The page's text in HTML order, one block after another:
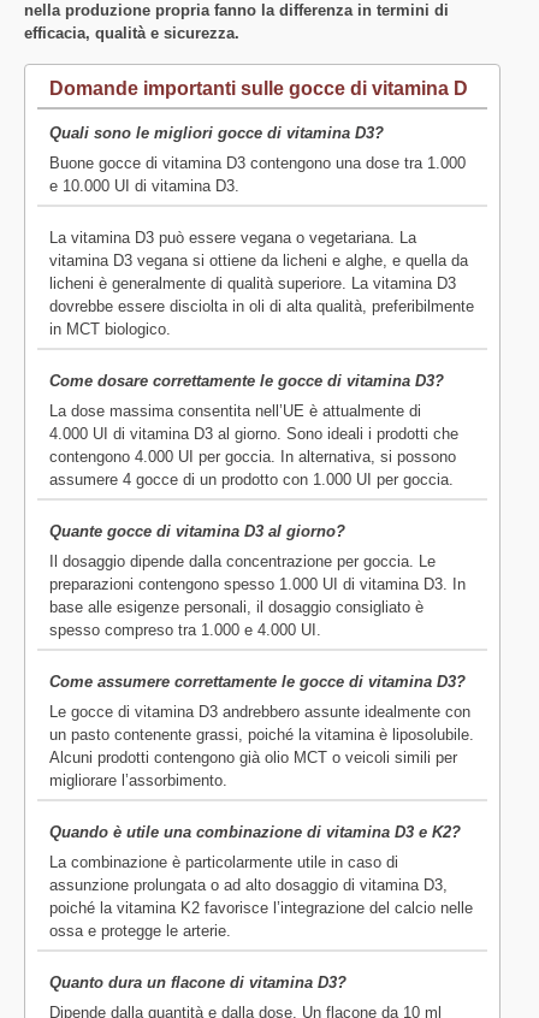
nella produzione propria fanno la differenza in termini di
efficacia, qualità e sicurezza.
Domande importanti sulle gocce di vitamina D
Quali sono le migliori gocce di vitamina D3?
Buone gocce di vitamina D3 contengono una dose tra 1.000
e 10.000 UI di vitamina D3.
La vitamina D3 può essere vegana o vegetariana. La
vitamina D3 vegana si ottiene da licheni e alghe, e quella da
licheni è generalmente di qualità superiore. La vitamina D3
dovrebbe essere disciolta in oli di alta qualità, preferibilmente
in MCT biologico.
Come dosare correttamente le gocce di vitamina D3?
La dose massima consentita nell’UE è attualmente di
4.000 UI di vitamina D3 al giorno. Sono ideali i prodotti che
contengono 4.000 UI per goccia. In alternativa, si possono
assumere 4 gocce di un prodotto con 1.000 UI per goccia.
Quante gocce di vitamina D3 al giorno?
Il dosaggio dipende dalla concentrazione per goccia. Le
preparazioni contengono spesso 1.000 UI di vitamina D3. In
base alle esigenze personali, il dosaggio consigliato è
spesso compreso tra 1.000 e 4.000 UI.
Come assumere correttamente le gocce di vitamina D3?
Le gocce di vitamina D3 andrebbero assunte idealmente con
un pasto contenente grassi, poiché la vitamina è liposolubile.
Alcuni prodotti contengono già olio MCT o veicoli simili per
migliorare l’assorbimento.
Quando è utile una combinazione di vitamina D3 e K2?
La combinazione è particolarmente utile in caso di
assunzione prolungata o ad alto dosaggio di vitamina D3,
poiché la vitamina K2 favorisce l’integrazione del calcio nelle
ossa e protegge le arterie.
Quanto dura un flacone di vitamina D3?
Dipende dalla quantità e dalla dose. Un flacone da 10 ml